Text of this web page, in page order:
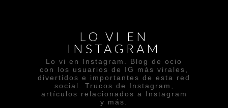
LO VI EN
INSTAGRAM
Lo vi en Instagram. Blog de ocio
con los usuarios de IG más virales,
divertidos e importantes de esta red
social. Trucos de Instagram,
artículos relacionados a Instagram
y más.